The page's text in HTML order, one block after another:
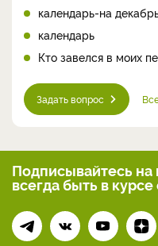
календарь-на
календарь
Кто завелся в моих
Задать вопрос
Подписывайтесь на
всегдабыть в